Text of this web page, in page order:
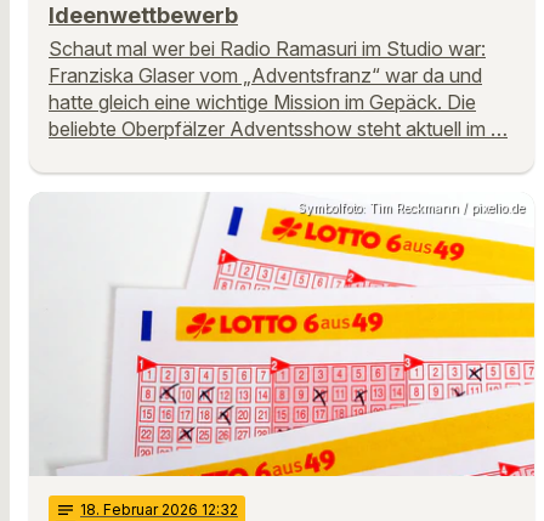
Ideenwettbewerb
Schaut mal wer bei Radio Ramasuri im Studio war:
Franziska Glaser vom „Adventsfranz“ war da und
hatte gleich eine wichtige Mission im Gepäck. Die
beliebte Oberpfälzer Adventsshow steht aktuell im …
Symbolfoto: Tim Reckmann / pixelio.de
notes 18. Februar 2026 12:32